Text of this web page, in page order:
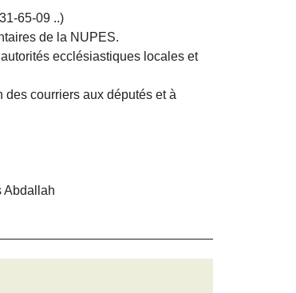
65-09 ..)
de la NUPES.
ecclésiastiques locales et
des courriers aux députés et à
Abdallah